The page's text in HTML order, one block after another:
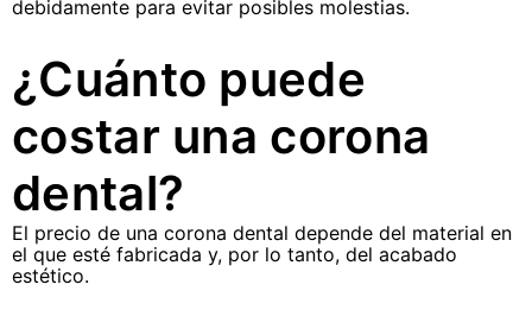
debidamente para evitar posibles molestias.
¿Cuánto puede
costar una corona
dental?
El precio de una corona dental depende del material en
el que esté fabricada y, por lo tanto, del acabado
estético.